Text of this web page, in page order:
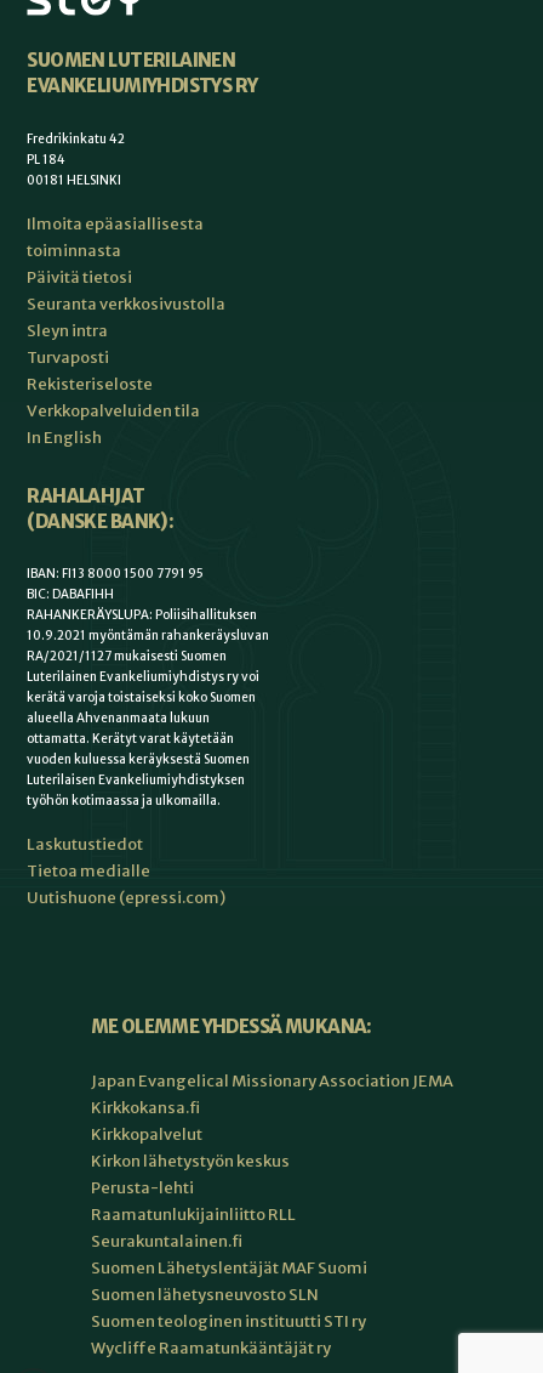
SUOMEN LUTERILAINEN
EVANKELIUMIYHDISTYS RY
Fredrikinkatu 42
PL 184
00181 HELSINKI
Ilmoita epäasiallisesta
toiminnasta
Päivitä tietosi
Seuranta verkkosivustolla
Sleyn intra
Turvaposti
Rekisteriseloste
Verkkopalveluiden tila
In English
RAHALAHJAT
(DANSKE BANK):
IBAN: FI13 8000 1500 7791 95
BIC: DABAFIHH
RAHANKERÄYSLUPA: Poliisihallituksen
10.9.2021 myöntämän rahankeräysluvan
RA/2021/1127 mukaisesti Suomen
Luterilainen Evankeliumiyhdistys ry voi
kerätä varoja toistaiseksi koko Suomen
alueella Ahvenanmaata lukuun
ottamatta. Kerätyt varat käytetään
vuoden kuluessa keräyksestä Suomen
Luterilaisen Evankeliumiyhdistyksen
työhön kotimaassa ja ulkomailla.
Laskutustiedot
Tietoa medialle
Uutishuone (epressi.com)
ME OLEMME YHDESSÄ MUKANA:
Japan Evangelical Missionary Association JEMA
Kirkkokansa.fi
Kirkkopalvelut
Kirkon lähetystyön keskus
Perusta-lehti
Raamatunlukijainliitto RLL
Seurakuntalainen.fi
Suomen Lähetyslentäjät MAF Suomi
Suomen lähetysneuvosto SLN
Suomen teologinen instituutti STI ry
Wycliffe Raamatunkääntäjät ry